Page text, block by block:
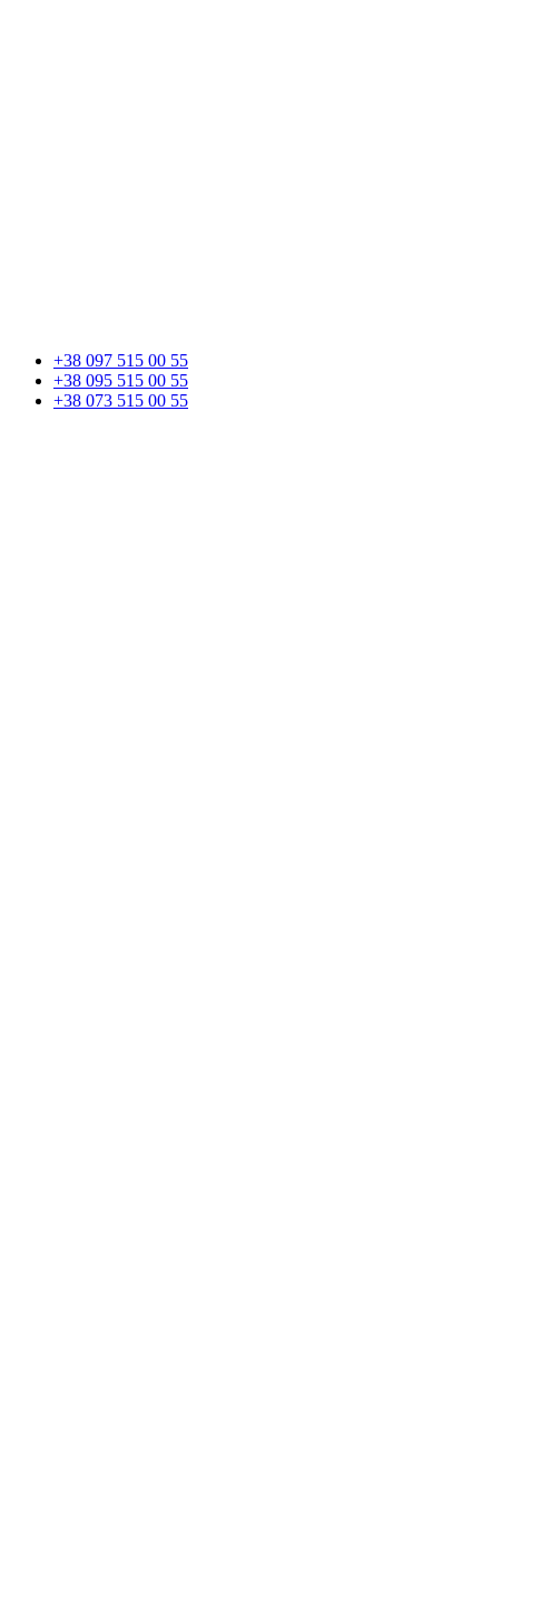
+38 097 515 00 55
+38 095 515 00 55
+38 073 515 00 55